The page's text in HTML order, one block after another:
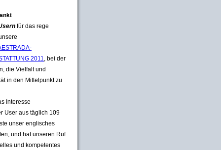
für das rege
2011, bei der
die Vielfalt und
in den Mittelpunkt zu
Interesse
User aus täglich 109
unser englisches
und hat unseren Ruf
und kompetentes